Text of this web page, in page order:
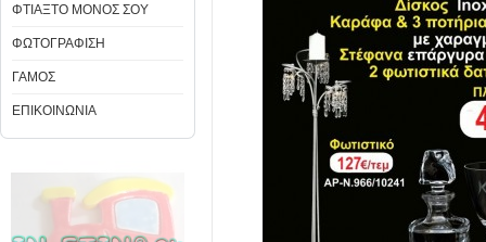
ΦΤΙΑΞΤΟ ΜΟΝΟΣ ΣΟΥ
ΦΩΤΟΓΡΑΦΙΣΗ
ΓΑΜΟΣ
ΕΠΙΚΟΙΝΩΝΙΑ